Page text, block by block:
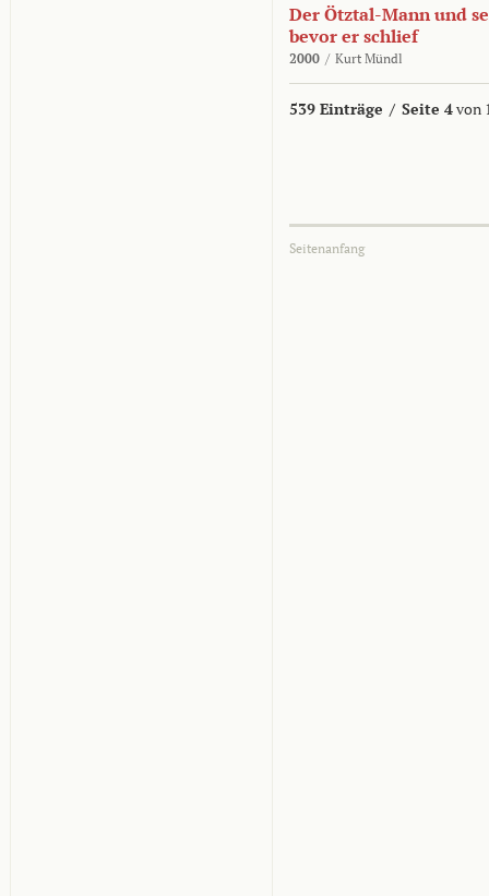
Der Ötztal-Mann und
bevor er schlief
2000 / Kurt Mündl
539 Einträge / Seite 4von
Seitenanfang